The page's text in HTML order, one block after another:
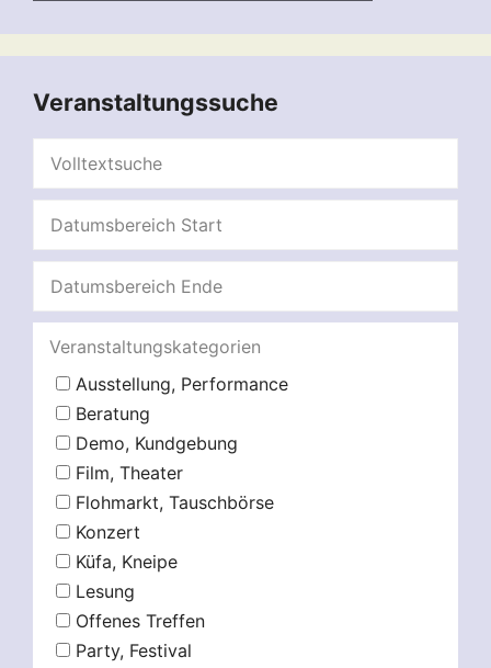
Veranstaltungssuche
Veranstaltungskategorien
Ausstellung, Performance
Beratung
Demo, Kundgebung
Film, Theater
Flohmarkt, Tauschbörse
Konzert
Küfa, Kneipe
Lesung
Offenes Treffen
Party, Festival